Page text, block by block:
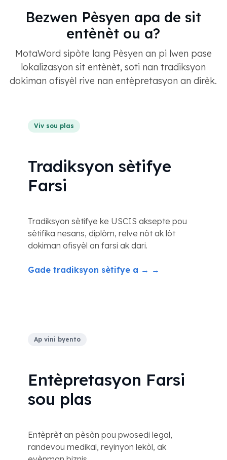
Bezwen Pèsyen apa de sit
entènèt ou a?
MotaWord sipòte lang Pèsyen an pi lwen pase
lokalizasyon sit entènèt, soti nan tradiksyon
dokiman ofisyèl rive nan entèpretasyon an dirèk.
Viv sou plas
Tradiksyon sètifye
Farsi
Tradiksyon sètifye ke USCIS aksepte pou
sètifika nesans, diplòm, relve nòt ak lòt
dokiman ofisyèl an farsi ak dari.
Gade tradiksyon sètifye a → →
Ap vini byento
Entèpretasyon Farsi
sou plas
Entèprèt an pèsòn pou pwosedi legal,
randevou medikal, reyinyon lekòl, ak